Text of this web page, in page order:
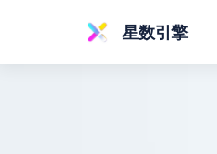
星数引擎